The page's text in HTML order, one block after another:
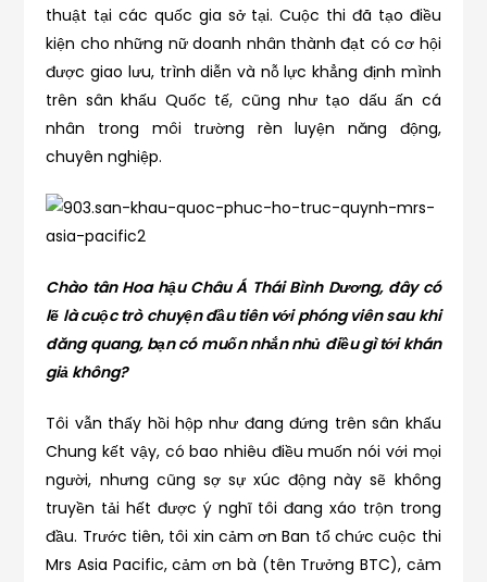
thuật tại các quốc gia sở tại. Cuộc thi đã tạo điều
kiện cho những nữ doanh nhân thành đạt có cơ hội
được giao lưu, trình diễn và nỗ lực khẳng định mình
trên sân khấu Quốc tế, cũng như tạo dấu ấn cá
nhân trong môi trường rèn luyện năng động,
chuyên nghiệp.
Chào tân Hoa hậu Châu Á Thái Bình Dương, đây có
lẽ là cuộc trò chuyện đầu tiên với phóng viên sau khi
đăng quang, bạn có muốn nhắn nhủ điều gì tới khán
giả không?
Tôi vẫn thấy hồi hộp như đang đứng trên sân khấu
Chung kết vậy, có bao nhiêu điều muốn nói với mọi
người, nhưng cũng sợ sự xúc động này sẽ không
truyền tải hết được ý nghĩ tôi đang xáo trộn trong
đầu. Trước tiên, tôi xin cảm ơn Ban tổ chức cuộc thi
Mrs Asia Pacific, cảm ơn bà (tên Trưởng BTC), cảm